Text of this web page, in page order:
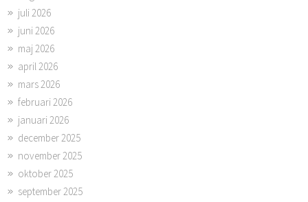
juli 2026
juni 2026
maj 2026
april 2026
mars 2026
februari 2026
januari 2026
december 2025
november 2025
oktober 2025
september 2025